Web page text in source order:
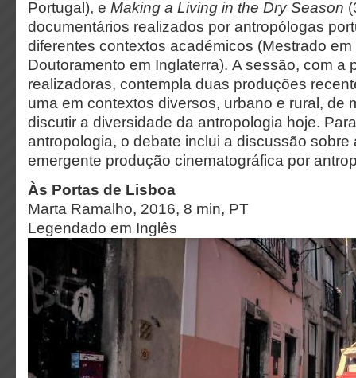
Portugal), e Making a Living in the Dry Season
documentários realizados por antropólogas
diferentes contextos académicos (Mestrado em
Doutoramento em Inglaterra). A sessão, com a
realizadoras, contempla duas produções
uma em contextos diversos, urbano e rural, de
discutir a diversidade da antropologia hoje.
antropologia, o debate inclui a discussão sobre
emergente produção cinematográfica por
Às Portas de Lisboa
Marta Ramalho, 2016, 8 min, PT
Legendado em Inglês